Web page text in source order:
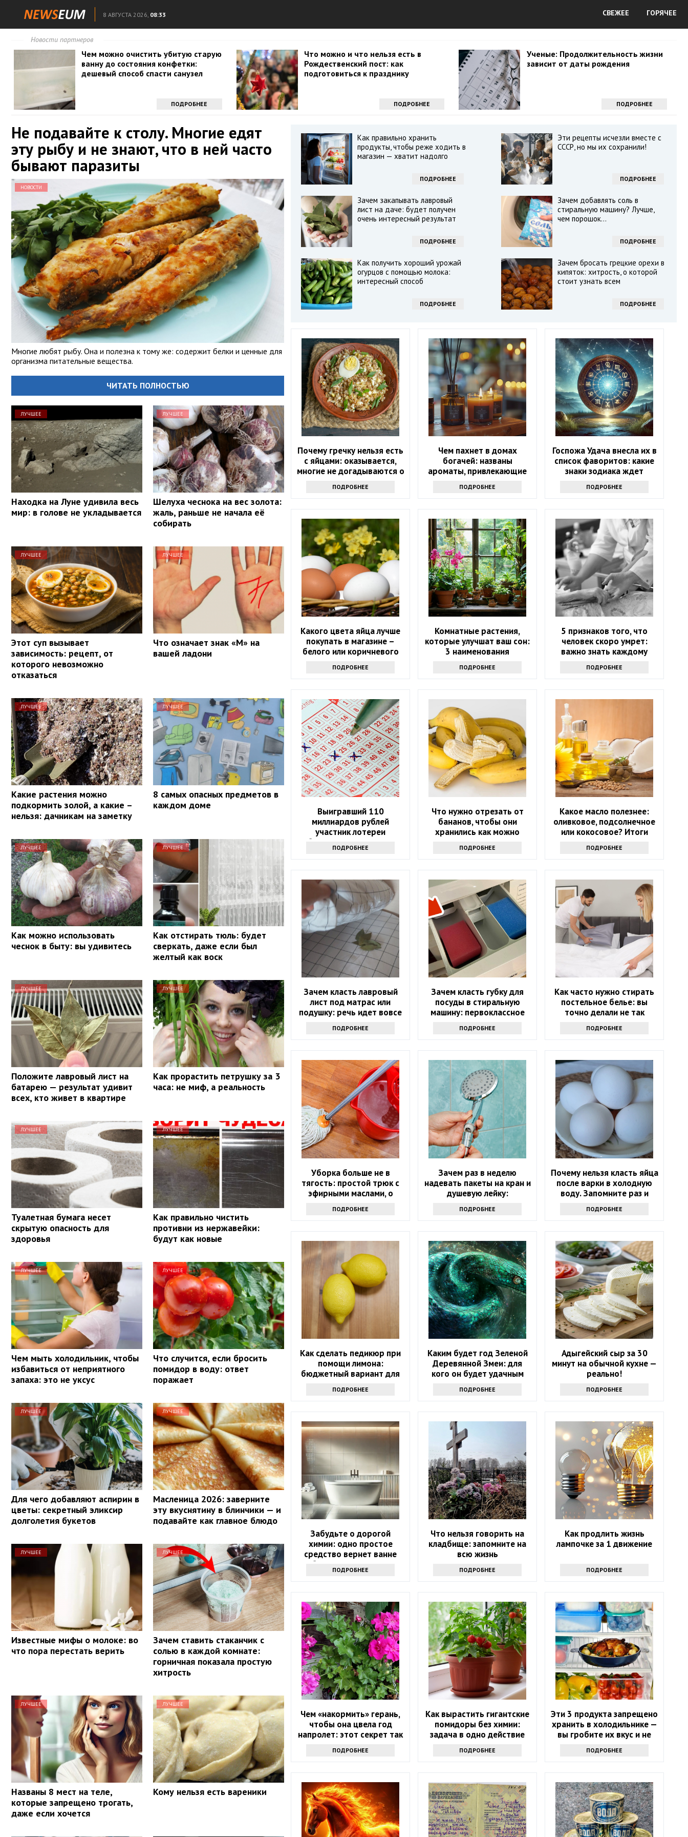
8 АВГУСТА 2026, 08:33 СВЕЖЕЕ ГОРЯЧЕЕ
Новости партнеров
Чем можно очистить убитую старую
ванну до состояния конфетки:
дешевый способ спасти санузел
ПОДРОБНЕЕ
Что можно и что нельзя есть в
Рождественский пост: как
подготовиться к празднику
ПОДРОБНЕЕ
Ученые: Продолжительность жизни
зависит от даты рождения
ПОДРОБНЕЕ
Не подавайте к столу. Многие едят
эту рыбу и не знают, что в ней часто
бывают паразиты
НОВОСТИ
Многие любят рыбу. Она и полезна к тому же: содержит белки и ценные для
организма питательные вещества.
ЧИТАТЬ ПОЛНОСТЬЮ
ЛУЧШЕЕ
Находка на Луне удивила весь
мир: в голове не укладывается
ЛУЧШЕЕ
Шелуха чеснока на вес золота:
жаль, раньше не начала её
собирать
ЛУЧШЕЕ
Этот суп вызывает
зависимость: рецепт, от
которого невозможно
отказаться
ЛУЧШЕЕ
Что означает знак «М» на
вашей ладони
ЛУЧШЕЕ
Какие растения можно
подкормить золой, а какие –
нельзя: дачникам на заметку
ЛУЧШЕЕ
8 самых опасных предметов в
каждом доме
ЛУЧШЕЕ
Как можно использовать
чеснок в быту: вы удивитесь
ЛУЧШЕЕ
Как отстирать тюль: будет
сверкать, даже если был
желтый как воск
ЛУЧШЕЕ
Положите лавровый лист на
батарею — результат удивит
всех, кто живет в квартире
ЛУЧШЕЕ
Как прорастить петрушку за 3
часа: не миф, а реальность
ЛУЧШЕЕ
Туалетная бумага несет
скрытую опасность для
здоровья
ЛУЧШЕЕ
Как правильно чистить
противни из нержавейки:
будут как новые
ЛУЧШЕЕ
Чем мыть холодильник, чтобы
избавиться от неприятного
запаха: это не уксус
ЛУЧШЕЕ
Что случится, если бросить
помидор в воду: ответ
поражает
ЛУЧШЕЕ
Для чего добавляют аспирин в
цветы: секретный эликсир
долголетия букетов
ЛУЧШЕЕ
Масленица 2026: заверните
эту вкуснятину в блинчики — и
подавайте как главное блюдо
ЛУЧШЕЕ
Известные мифы о молоке: во
что пора перестать верить
ЛУЧШЕЕ
Зачем ставить стаканчик с
солью в каждой комнате:
горничная показала простую
хитрость
ЛУЧШЕЕ
Названы 8 мест на теле,
которые запрещено трогать,
даже если хочется
ЛУЧШЕЕ
Кому нельзя есть вареники
Как правильно хранить
продукты, чтобы реже ходить в
магазин — хватит надолго
ПОДРОБНЕЕ
Эти рецепты исчезли вместе с
СССР, но мы их сохранили!
ПОДРОБНЕЕ
Зачем закапывать лавровый
лист на даче: будет получен
очень интересный результат
ПОДРОБНЕЕ
Зачем добавлять соль в
стиральную машину? Лучше,
чем порошок...
ПОДРОБНЕЕ
Как получить хороший урожай
огурцов с помощью молока:
интересный способ
ПОДРОБНЕЕ
Зачем бросать грецкие орехи в
кипяток: хитрость, о которой
стоит узнать всем
ПОДРОБНЕЕ
Почему гречку нельзя есть
с яйцами: оказывается,
многие не догадываются о
ПОДРОБНЕЕ
Чем пахнет в домах
богачей: названы
ароматы, привлекающие
ПОДРОБНЕЕ
Госпожа Удача внесла их в
список фаворитов: какие
знаки зодиака ждет
ошеломительный успех в
ближайшие 10 дней
ПОДРОБНЕЕ
Какого цвета яйца лучше
покупать в магазине –
белого или коричневого
ПОДРОБНЕЕ
Комнатные растения,
которые улучшат ваш сон:
3 наименования
ПОДРОБНЕЕ
5 признаков того, что
человек скоро умрет:
важно знать каждому
ПОДРОБНЕЕ
Выигравший 110
миллиардов рублей
участник лотереи
объявился через девять
месяцев
ПОДРОБНЕЕ
Что нужно отрезать от
бананов, чтобы они
хранились как можно
маленькая хитрость
ПОДРОБНЕЕ
Какое масло полезнее:
оливковое, подсолнечное
или кокосовое? Итоги
ПОДРОБНЕЕ
Зачем класть лавровый
лист под матрас или
подушку: речь идет вовсе
ПОДРОБНЕЕ
Зачем класть губку для
посуды в стиральную
машину: первоклассное
ПОДРОБНЕЕ
Как часто нужно стирать
постельное белье: вы
точно делали не так
ПОДРОБНЕЕ
Уборка больше не в
тягость: простой трюк с
эфирными маслами, о
ПОДРОБНЕЕ
Зачем раз в неделю
надевать пакеты на кран и
душевую лейку:
интересный лайфхак
ПОДРОБНЕЕ
Почему нельзя класть яйца
после варки в холодную
воду. Запомните раз и
ПОДРОБНЕЕ
Как сделать педикюр при
помощи лимона:
бюджетный вариант для
ПОДРОБНЕЕ
Каким будет год Зеленой
Деревянной Змеи: для
кого он будет удачным
ПОДРОБНЕЕ
Адыгейский сыр за 30
минут на обычной кухне —
реально!
ПОДРОБНЕЕ
Забудьте о дорогой
химии: одно простое
средство вернет ванне
белизну за 10 минут
ПОДРОБНЕЕ
Что нельзя говорить на
кладбище: запомните на
всю жизнь
ПОДРОБНЕЕ
Как продлить жизнь
лампочке за 1 движение
ПОДРОБНЕЕ
Чем «накормить» герань,
чтобы она цвела год
напролет: этот секрет так
ПОДРОБНЕЕ
Как вырастить гигантские
помидоры без химии:
задача в одно действие
ПОДРОБНЕЕ
Эти 3 продукта запрещено
хранить в холодильнике —
вы гробите их вкус и не
ПОДРОБНЕЕ